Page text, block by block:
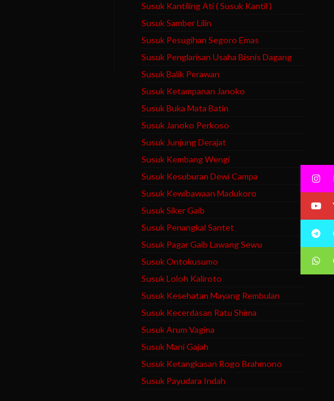
Susuk Kantiling Ati ( Susuk Kantil )
Susuk Samber Lilin
Susuk Pesugihan Segoro Emas
Susuk Penglarisan Usaha Bisnis Dagang
Susuk Balik Perawan
Susuk Ketampanan Janoko
Susuk Buka Mata Batin
Susuk Janoko Perkoso
Susuk Junjung Derajat
Susuk Kembang Wengi
Susuk Kesuburan Dewi Campa
Susuk Kewibawaan Madukoro
Susuk Siker Gaib
Susuk Penangkal Santet
Susuk Pagar Gaib Lawang Sewu
Susuk Ontokusumo
Susuk Loloh Kaliroto
Susuk Kesehatan Mayang Rembulan
Susuk Kecerdasan Ratu Shima
Susuk Arum Vagina
Susuk Mani Gajah
Susuk Ketangkasan Rogo Brahmono
Susuk Payudara Indah